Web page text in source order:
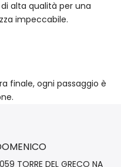
alta qualità per una
impeccabile.
finale, ogni passaggio è
TORRE DEL GRECO NA